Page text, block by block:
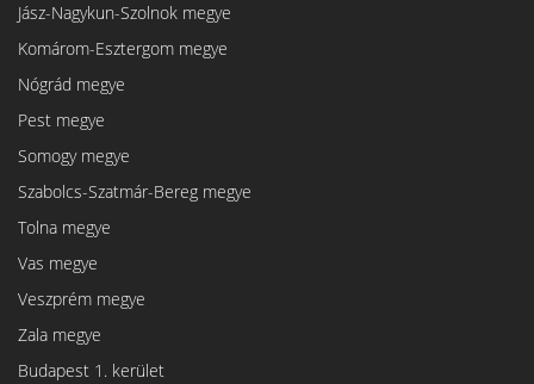
Jász-Nagykun-Szolnok megye
Komárom-Esztergom megye
Nógrád megye
Pest megye
Somogy megye
Szabolcs-Szatmár-Bereg megye
Tolna megye
Vas megye
Veszprém megye
Zala megye
Budapest 1. kerület